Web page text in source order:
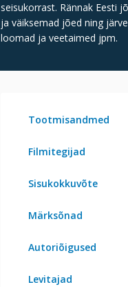
seisukorrast. Rännak Eesti
ja väiksemad jõed ning
loomad ja veetaimed jpm.
Tootmisandmed
Filmitegijad
Sisukokkuvõte
Märksõnad
Autoriõigused
Levitajad